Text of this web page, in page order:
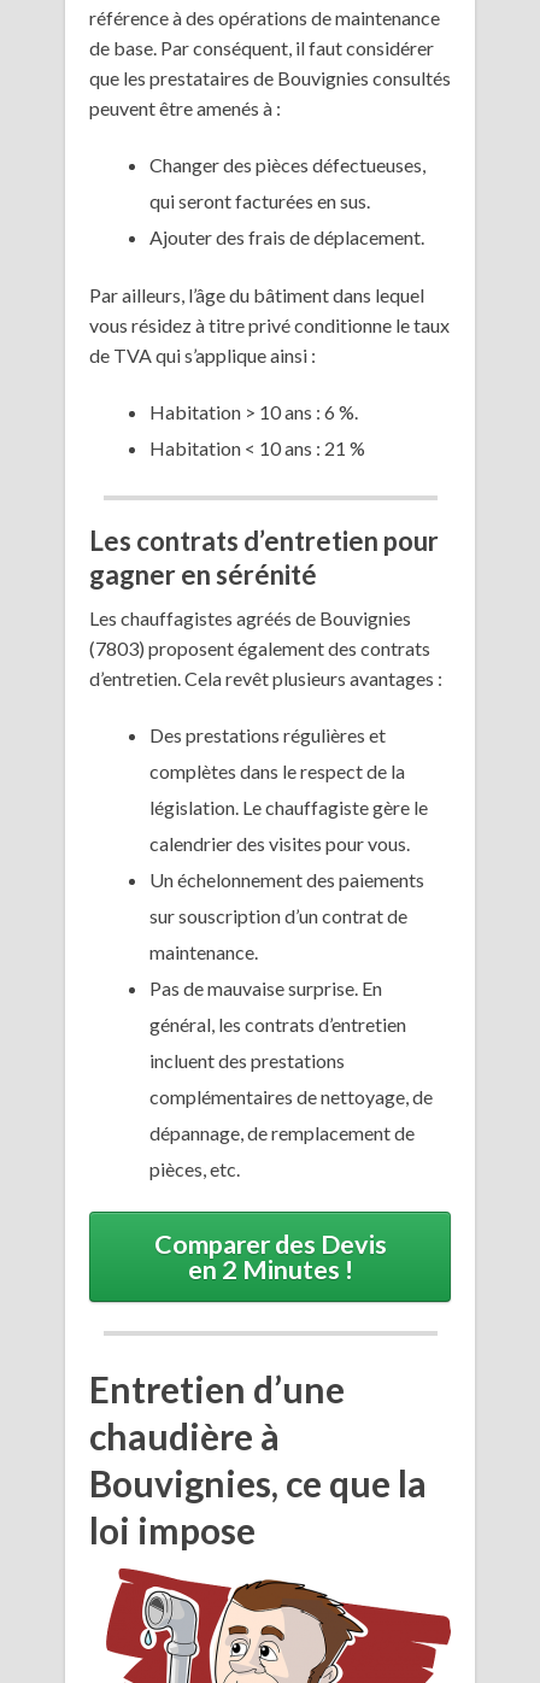
référence à des opérations de maintenance
de base. Par conséquent, il faut considérer
que les prestataires de Bouvignies consultés
peuvent être amenés à :
Changer des pièces défectueuses,
qui seront facturées en sus.
Ajouter des frais de déplacement.
Par ailleurs, l’âge du bâtiment dans lequel
vous résidez à titre privé conditionne le taux
de TVA qui s’applique ainsi :
Habitation > 10 ans : 6 %.
Habitation < 10 ans : 21 %
Les contrats d’entretien pour
gagner en sérénité
Les chauffagistes agréés de Bouvignies
(7803) proposent également des contrats
d’entretien. Cela revêt plusieurs avantages :
Des prestations régulières et
complètes dans le respect de la
législation. Le chauffagiste gère le
calendrier des visites pour vous.
Un échelonnement des paiements
sur souscription d’un contrat de
maintenance.
Pas de mauvaise surprise. En
général, les contrats d’entretien
incluent des prestations
complémentaires de nettoyage, de
dépannage, de remplacement de
pièces, etc.
Comparer des Devis
en 2 Minutes !
Entretien d’une
chaudière à
Bouvignies, ce que la
loi impose